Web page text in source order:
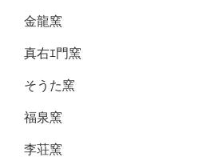
金龍窯
真右ｴ門窯
そうた窯
福泉窯
李荘窯